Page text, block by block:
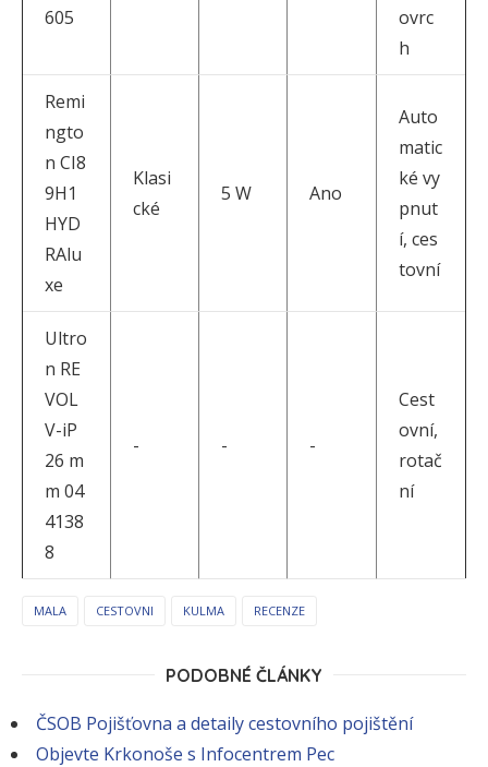
605
ovrc
h
Remi
ngto
n CI8
9H1
HYD
RAlu
xe
Klasi
cké
5 W Ano
Auto
matic
ké vy
pnut
í, ces
tovní
Ultro
n RE
VOL
V-iP
26 m
m 04
4138
8
- - -
Cest
ovní,
rotač
ní
MALA CESTOVNI KULMA RECENZE
PODOBNÉ ČLÁNKY
ČSOB Pojišťovna a detaily cestovního pojištění
Objevte Krkonoše s Infocentrem Pec